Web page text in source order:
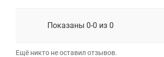
Показаны 0-0 из 0
Ещё никто не оставил отзывов.